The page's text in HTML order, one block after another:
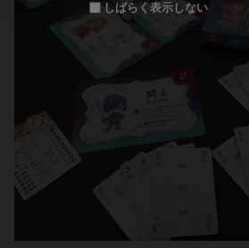
しばらく表示しない